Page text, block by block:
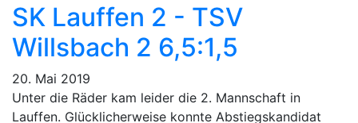
SK Lauffen 2 - TSV
Willsbach 2 6,5:1,5
20. Mai 2019
Unter die Räder kam leider die 2. Mannschaft in
Lauffen. Glücklicherweise konnte Abstiegskandidat